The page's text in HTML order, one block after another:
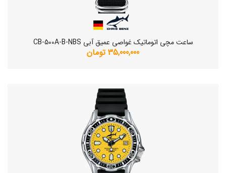
ساعت مچی اتوماتیک غواصی عمیق آبی CB-500A-B-NBS
35,000,000 تومان